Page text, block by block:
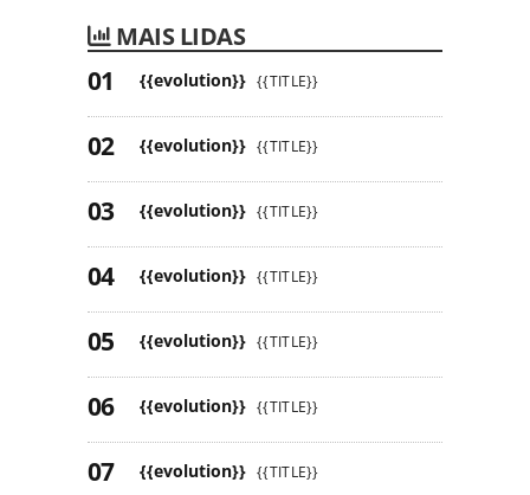
MAIS LIDAS
{{evolution}} {{TITLE}}
{{evolution}} {{TITLE}}
{{evolution}} {{TITLE}}
{{evolution}} {{TITLE}}
{{evolution}} {{TITLE}}
{{evolution}} {{TITLE}}
{{evolution}} {{TITLE}}